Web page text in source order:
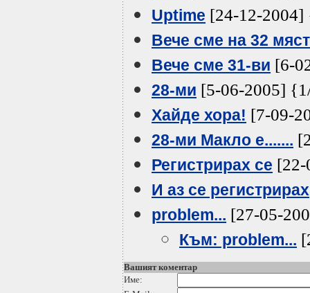
Uptime [24-12-2004]
Вече сме на 32
Вече сме 31-ви [6-
28-ми [5-06-2005]
Хайде хора! [7-09-
28-ми Макло е.......
Регистрирах се [22-
И аз се регистрирах
problem... [27-05-
Към: problem...
Вашият коментар
Име: